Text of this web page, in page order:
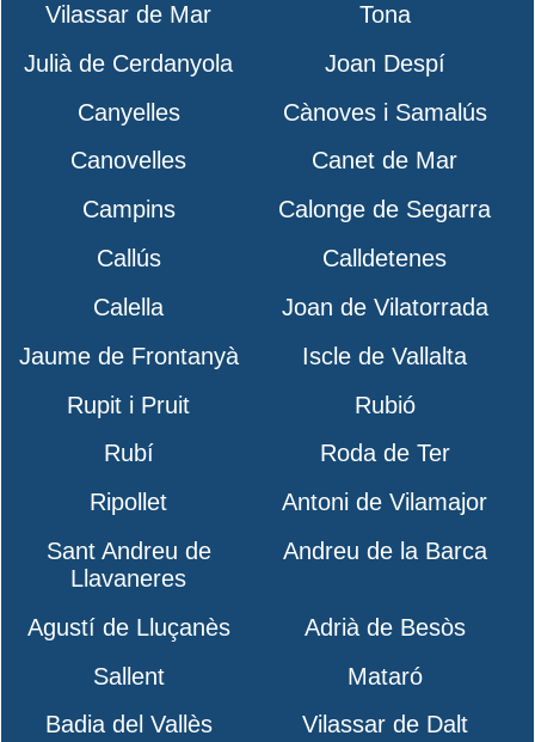
Vilassar de Mar
Tona
Julià de Cerdanyola
Joan Despí
Canyelles
Cànoves i Samalús
Canovelles
Canet de Mar
Campins
Calonge de Segarra
Callús
Calldetenes
Calella
Joan de Vilatorrada
Jaume de Frontanyà
Iscle de Vallalta
Rupit i Pruit
Rubió
Rubí
Roda de Ter
Ripollet
Antoni de Vilamajor
Sant Andreu de
Llavaneres
Andreu de la Barca
Agustí de Lluçanès
Adrià de Besòs
Sallent
Mataró
Badia del Vallès
Vilassar de Dalt